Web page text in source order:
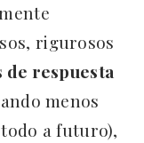
rigurosos
de respuesta
menos
a futuro),